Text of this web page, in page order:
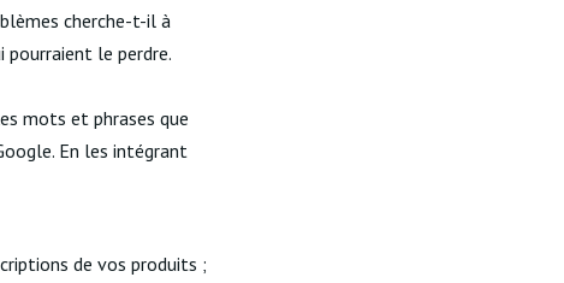
cherche-t-il à
le perdre.
mots et phrases que
En les intégrant
de vos produits ;